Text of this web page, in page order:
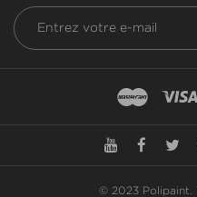
© 2023 Polipaint.